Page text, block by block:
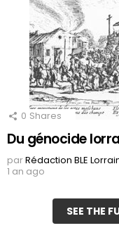
0 Shares
Du génocide
parRédaction BLE
1 an ago
SEE THE